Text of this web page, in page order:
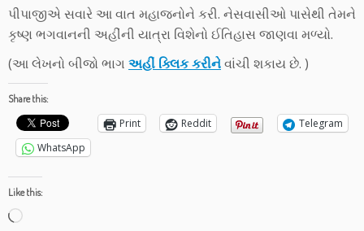
પીપાજીએ સવારે આ વાત મહાજનોને કરી. નેસવાસીઓ પાસેથી તેમને
કૃષ્ણ ભગવાનની અહીંની યાત્રા વિશેનો ઈતિહાસ જાણવા મળ્યો.
(આ લેખનો બીજો ભાગ અહીં ક્લિક કરીનેવાંચી શકાય છે. )
Share this:
Print Reddit
Telegram
WhatsApp
Like this:
Loading…